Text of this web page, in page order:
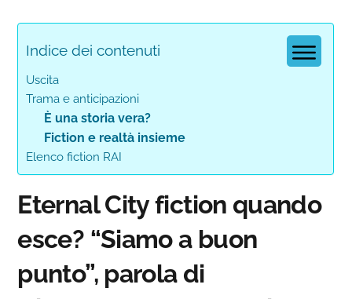
Indice dei contenuti
Uscita
Trama e anticipazioni
È una storia vera?
Fiction e realtà insieme
Elenco fiction RAI
Eternal City fiction quando
esce? “Siamo a buon
punto”, parola di